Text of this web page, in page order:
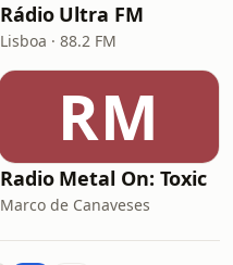
Rádio Ultra FM
Lisboa · 88.2 FM
RM
Radio Metal On: Toxic
Marco de Canaveses